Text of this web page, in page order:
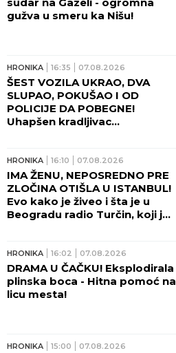
gužva u smeru ka Nišu!
HRONIKA 16:35 07.08.2026
ŠEST VOZILA UKRAO, DVA
SLUPAO, POKUŠAO I OD
POLICIJE DA POBEGNE!
Uhapšen kradljivac
NESREĆE!
HRONIKA 16:10 07.08.2026
IMA ŽENU, NEPOSREDNO PRE
ZLOČINA OTIŠLA U ISTANBUL!
Evo kako je živeo i šta je u
Beogradu radio Turčin, koji je
HRONIKA 16:02 07.08.2026
DRAMA U ČAČKU! Eksplodirala
plinska boca - Hitna pomoć na
licu mesta!
HRONIKA 15:00 07.08.2026